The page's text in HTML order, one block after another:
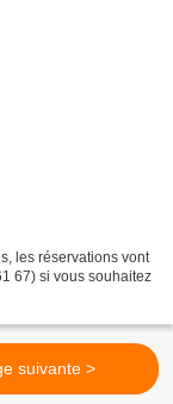
les réservations vont
67) si vous souhaitez
suivante >